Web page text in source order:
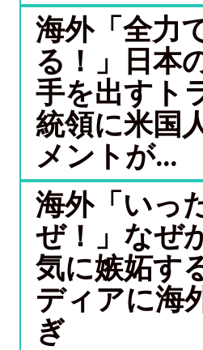
海外「全力
る！」日本
手を出すト
統領に米国
メントが...
海外「いっ
ぜ！」なぜ
気に嫉妬す
ディアに海
ぎ